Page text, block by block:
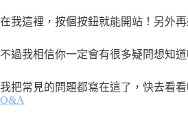
在我這裡，按個按鈕就能開站！另外再
不過我相信你一定會有很多疑問想知
我把常見的問題都寫在這了，快去看看
Q&A